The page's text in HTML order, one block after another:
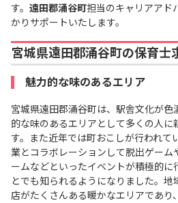
す。 遠田郡涌谷町担当のキャリアアド
かりサポートいたします。
宮城県遠田郡涌谷町の保育士
魅力的な味のあるエリア
宮城県遠田郡涌谷町は、駅舎文化が色
的な味のあるエリアとして多くの人に
す。また近年では町おこしが行われて
業とコラボレーションして脱出ゲーム
ームなどといったイベントが積極的に
とでも知られるようになりました。地
店がたくさんある暖かなエリアであり